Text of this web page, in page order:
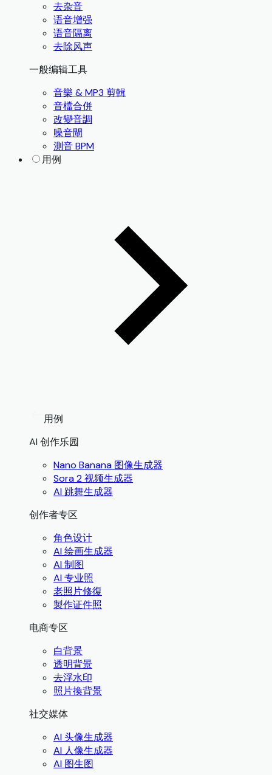
去杂音
语音增强
语音隔离
去除风声
一般编辑工具
音樂 & MP3 剪輯
音檔合併
改變音調
噪音閘
測音 BPM
用例
用例
AI 创作乐园
Nano Banana 图像生成器
Sora 2 视频生成器
AI 跳舞生成器
创作者专区
角色设计
AI 绘画生成器
AI 制图
AI 专业照
老照片修復
製作证件照
电商专区
白背景
透明背景
去浮水印
照片換背景
社交媒体
AI 头像生成器
AI 人像生成器
AI 图生图